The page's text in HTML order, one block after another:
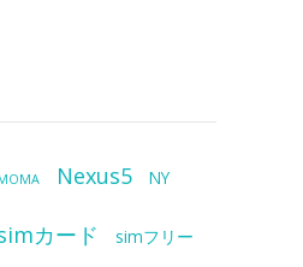
Nexus5 NY
カード simフリー